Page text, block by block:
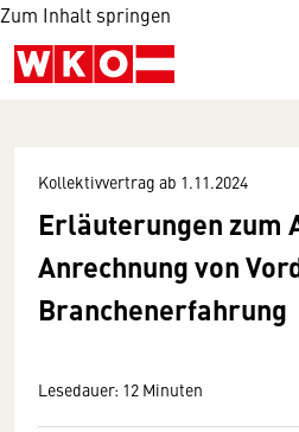
Zum Inhalt springen
Kollektivvertrag ab 1.11.2024
Erläuterungen zum
Anrechnung von
Branchenerfahrung
Lesedauer: 12 Minuten